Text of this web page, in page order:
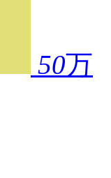
50万